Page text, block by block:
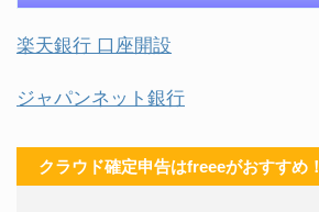
楽天銀行 口座開設
ジャパンネット銀行
クラウド確定申告はfreeeがおすすめ！